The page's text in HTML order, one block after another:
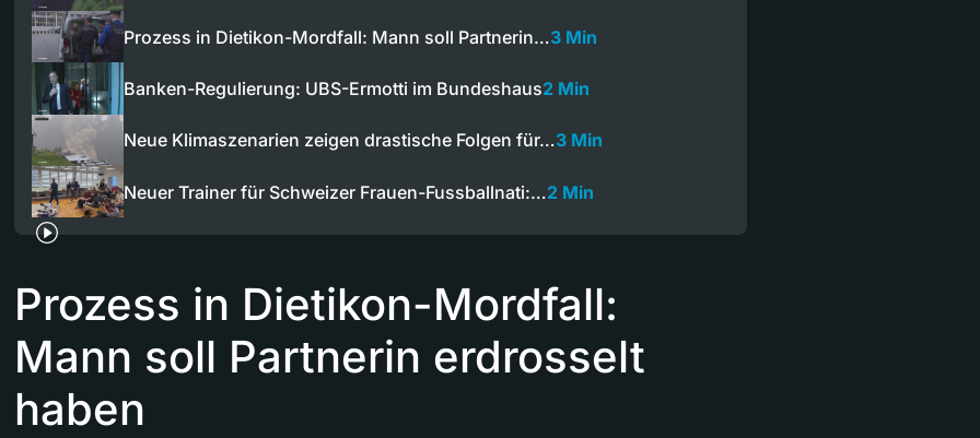
Prozess in Dietikon-Mordfall: Mann soll Partnerin…3 Min
Banken-Regulierung: UBS-Ermotti im Bundeshaus2 Min
Neue Klimaszenarien zeigen drastische Folgen für…3 Min
Neuer Trainer für Schweizer Frauen-Fussballnati:…2 Min
Prozess in Dietikon-Mordfall:
Mann soll Partnerin erdrosselt
haben